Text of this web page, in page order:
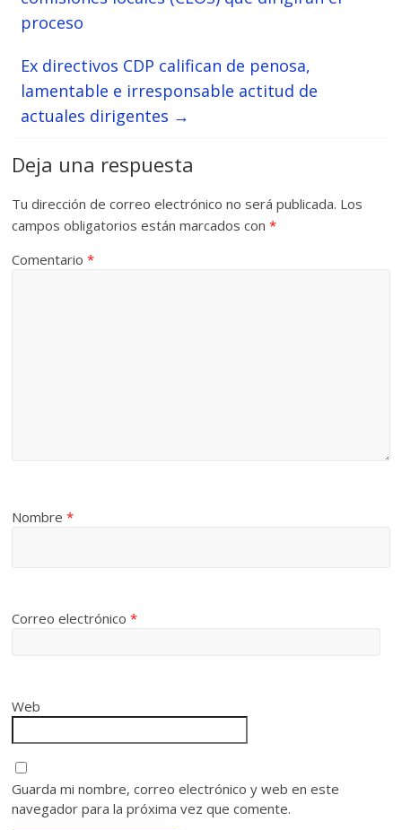
proceso
Ex directivos CDP califican de penosa,
lamentable e irresponsable actitud de
actuales dirigentes →
Deja una respuesta
Tu dirección de correo electrónico no será publicada. Los
campos obligatorios están marcados con*
Comentario*
Nombre*
Correo electrónico*
Web
Guarda mi nombre, correo electrónico y web en este
navegador para la próxima vez que comente.